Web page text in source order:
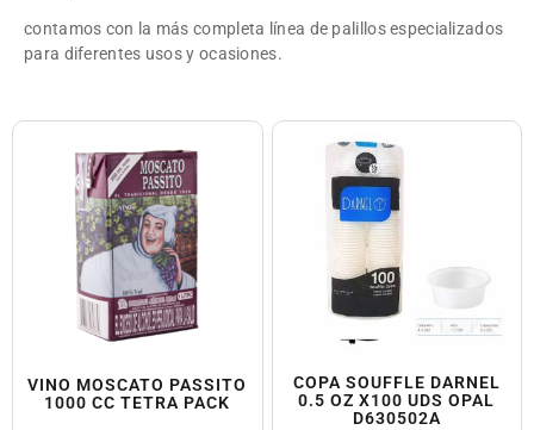
contamos con la más completa línea de palillos especializados
para diferentes usos y ocasiones.
VINO MOSCATO PASSITO
1000 CC TETRA PACK
COPA SOUFFLE DARNEL
0.5 OZ X100 UDS OPAL
D630502A